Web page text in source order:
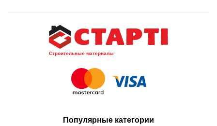
Строительные материалы
Популярные категории